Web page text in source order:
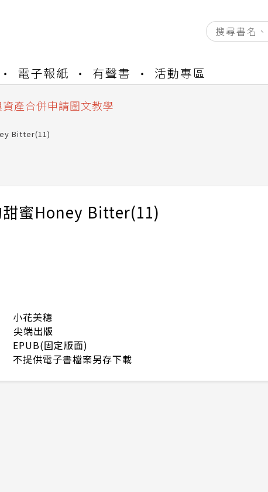
電子報紙 有聲書 活動專區
開通申請
產合併申請圖文教學
開通申請
Bitter(11)
甜蜜Honey Bitter(11)
小花美穗
尖端出版
EPUB(固定版面)
不提供電子書檔案另存下載